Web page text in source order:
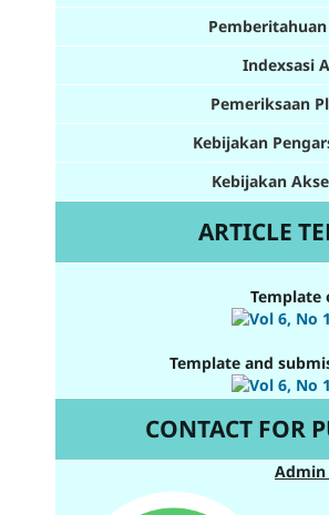
Indexsasi
Pemeriksaan
Kebijakan
Kebijakan
ARTICLE
Template
Template and
CONTACT FOR
Admin